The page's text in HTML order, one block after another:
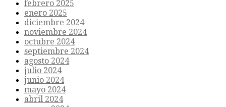
febrero 2025
enero 2025
diciembre 2024
noviembre 2024
octubre 2024
septiembre 2024
agosto 2024
julio 2024
junio 2024
mayo 2024
abril 2024